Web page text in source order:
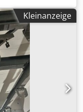
Kleinanzeige